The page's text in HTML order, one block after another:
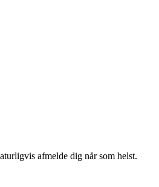
afmelde dig når som helst.